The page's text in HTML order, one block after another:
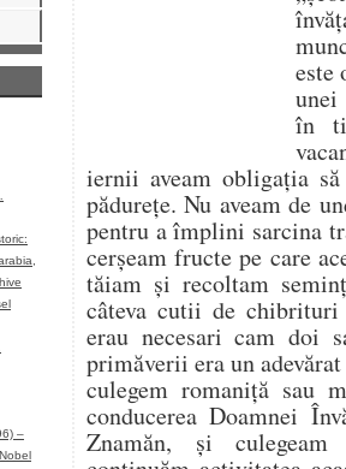
–
este
unei
în
iernii aveam obligația
pădurețe. Nu aveam de
pentru a împlini sarcina
cerșeam fructe pe care
tăiam și recoltam
câteva cutii de chibrituri
erau necesari cam doi
primăverii era un
culegem romaniță sau
conducerea Doamnei
Znamăn, și